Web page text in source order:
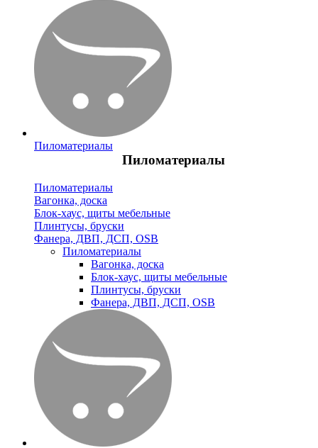
Пиломатериалы
Пиломатериалы
Пиломатериалы
Вагонка, доска
Блок-хаус, щиты мебельные
Плинтусы, бруски
Фанера, ДВП, ДСП, OSB
Пиломатериалы
Вагонка, доска
Блок-хаус, щиты мебельные
Плинтусы, бруски
Фанера, ДВП, ДСП, OSB